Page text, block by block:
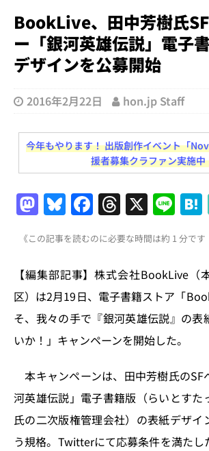
BookLive、田中芳樹氏
ー「銀河英雄伝説」電子
デザインを公募開始
2016年2月22日 hon.jp Staff
今年もやります！ 出版創作イベント「
援者募集クラファン実施中
M
a
st
o
d
o
n
Bl
u
e
s
k
y
F
a
c
e
b
o
o
T
h
re
a
d
s
X Li
n
e
《この記事を読むのに必要な時間は約 1 分です
【編集部記事】株式会社BookLive（
区）は2月19日、電子書籍ストア「
そ、我々の手で『銀河英雄伝説』の表
いか！」キャンペーンを開始した。
本キャンペーンは、田中芳樹氏のSF
河英雄伝説」電子書籍版（らいとすた
氏の二次版権管理会社）の表紙デザイ
う規格。Twitterにて応募条件を満たし